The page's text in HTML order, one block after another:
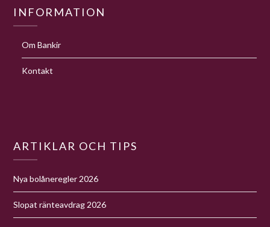
INFORMATION
Om Bankir
Kontakt
ARTIKLAR OCH TIPS
Nya bolåneregler 2026
Slopat ränteavdrag 2026